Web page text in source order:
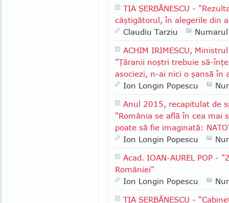
TIA ŞERBĂNESCU -
câştigătorul, în alegerile din
Claudiu Tarziu
ACHIM IRIMESCU,
"Ţăranii noştri trebuie să-
asociezi, n-ai nici o şansă în
Ion Longin Popescu
Anul 2015, recapitulat de
"România se află în cea mai
poate să fie imaginată:
Ion Longin Popescu
Acad. IOAN-AUREL POP -
României"
Ion Longin Popescu
TIA ŞERBĂNESCU -